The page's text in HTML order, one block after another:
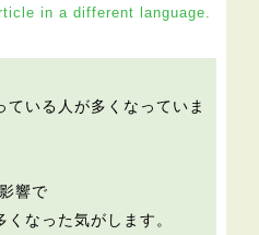
in a different language.
ている人が多くなっていま
響で
なった気がします。